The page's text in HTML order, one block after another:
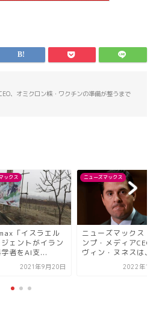
、オミクロン株・ワクチンの準備が整うまで
ックス
「イスラエル
ェントがイラン
者をAI支...
2021年9月20日
ニューズマックス
ニューズマックス「
ンプ・メディアCEO
ヴィン・ヌネスは、
2022年1